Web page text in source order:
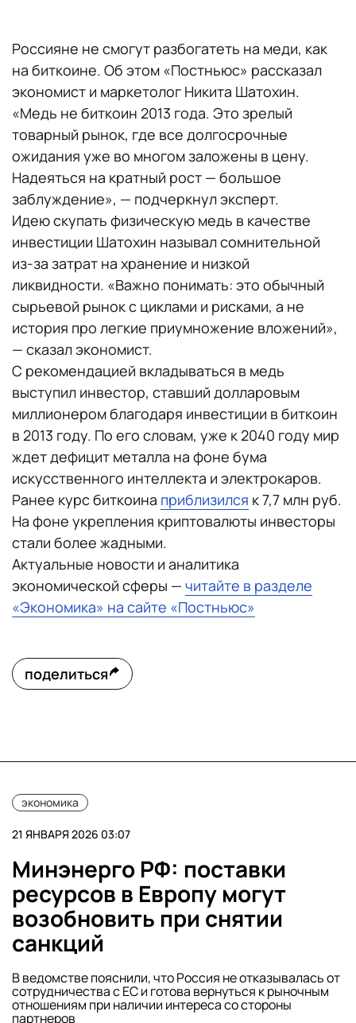
Россияне не смогут разбогатеть на меди, как
на биткоине. Об этом «Постньюс» рассказал
экономист и маркетолог Никита Шатохин.
«Медь не биткоин 2013 года. Это зрелый
товарный рынок, где все долгосрочные
ожидания уже во многом заложены в цену.
Надеяться на кратный рост — большое
заблуждение», — подчеркнул эксперт.
Идею скупать физическую медь в качестве
инвестиции Шатохин называл сомнительной
из-за затрат на хранение и низкой
ликвидности. «Важно понимать: это обычный
сырьевой рынок с циклами и рисками, а не
история про легкие приумножение вложений»,
— сказал экономист.
С рекомендацией вкладываться в медь
выступил инвестор, ставший долларовым
миллионером благодаря инвестиции в биткоин
в 2013 году. По его словам, уже к 2040 году мир
ждет дефицит металла на фоне бума
искусственного интеллекта и электрокаров.
Ранее курс биткоина приблизился к 7,7 млн руб.
На фоне укрепления криптовалюты инвесторы
стали более жадными.
Актуальные новости и аналитика
экономической сферы — читайте в разделе
«Экономика» на сайте «Постньюс»
поделиться
экономика
21 ЯНВАРЯ 2026 03:07
Минэнерго РФ: поставки
ресурсов в Европу могут
возобновить при снятии
санкций
В ведомстве пояснили, что Россия не отказывалась от
сотрудничества с ЕС и готова вернуться к рыночным
отношениям при наличии интереса со стороны
партнеров